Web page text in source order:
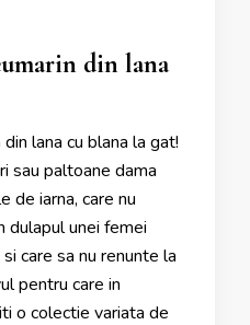
din lana
lana cu blana la gat!
sau paltoane dama
de iarna, care nu
dulapul unei femei
care sa nu renunte la
pentru care in
o colectie variata de